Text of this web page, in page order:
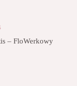
– FloWerkowy